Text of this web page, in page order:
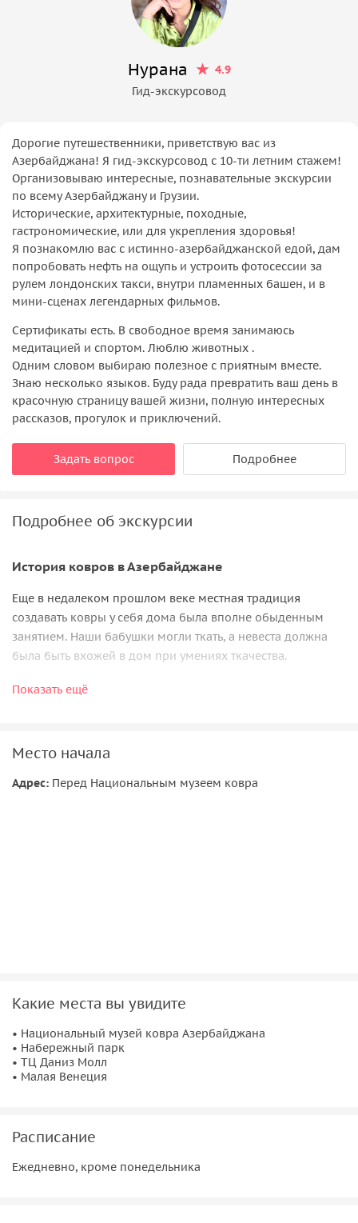
Нурана
4.9
Гид-экскурсовод
Дорогие путешественники, приветствую вас из
Азербайджана! Я гид-экскурсовод с 10-ти летним стажем!
Организовываю интересные, познавательные экскурсии
по всему Азербайджану и Грузии.
Исторические, архитектурные, походные,
гастрономические, или для укрепления здоровья!
Я познакомлю вас с истинно-азербайджанской едой, дам
попробовать нефть на ощупь и устроить фотосессии за
рулем лондонских такси, внутри пламенных башен, и в
мини-сценах легендарных фильмов.
Сертификаты есть. В свободное время занимаюсь
медитацией и спортом. Люблю животных .
Одним словом выбираю полезное с приятным вместе.
Знаю несколько языков. Буду рада превратить ваш день в
красочную страницу вашей жизни, полную интересных
рассказов, прогулок и приключений.
Задать вопрос Подробнее
Подробнее об экскурсии
История ковров в Азербайджане
Еще в недалеком прошлом веке местная традиция
создавать ковры у себя дома была вполне обыденным
занятием. Наши бабушки могли ткать, а невеста должна
была быть вхожей в дом при умениях ткачества.
Наша экскурсия пройдет в двух интереснейших местах
Краткий маршрут:
Показать ещё
Место начала
Адрес: Перед Национальным музеем ковра
Какие места вы увидите
• Национальный музей ковра Азербайджана
• Набережный парк
• ТЦ Даниз Молл
• Малая Венеция
Расписание
Ежедневно, кроме понедельника